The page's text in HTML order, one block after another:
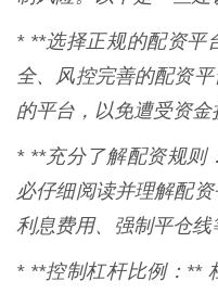
* **选择正规的配资平
全、风控完善的配资
的平台，以免遭受资金
* **充分了解配资规则
必仔细阅读并理解配资
利息费用、强制平仓线
* **控制杠杆比例：**